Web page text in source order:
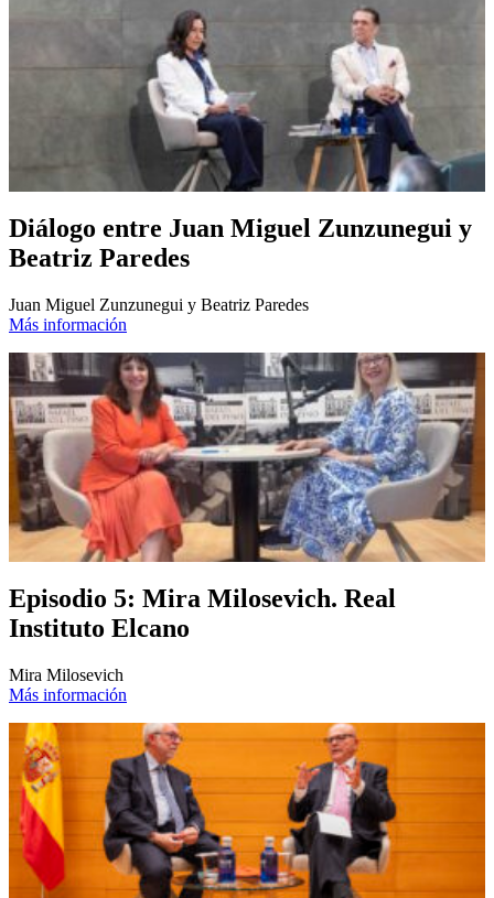
Diálogo entre Juan Miguel Zunzunegui y
Beatriz Paredes
Juan Miguel Zunzunegui y Beatriz Paredes
Más información
Episodio 5: Mira Milosevich. Real
Instituto Elcano
Mira Milosevich
Más información